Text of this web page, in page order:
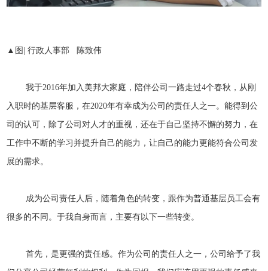
▲图| 行政人事部 陈致伟
我于2016年加入美邦大家庭，陪伴公司一路走过4个春秋，从刚
入职时的基层客服，在2020年有幸成为公司的责任人之一。能得到公
司的认可，除了公司对人才的重视，还在于自己坚持不懈的努力，在
工作中不断的学习并提升自己的能力，让自己的能力更能符合公司发
展的需求。
成为公司责任人后，随着角色的转变，跟作为普通基层员工会有
很多的不同。于我自身而言，主要有以下一些转变。
首先，是更强的责任感。作为公司的责任人之一，公司给予了我